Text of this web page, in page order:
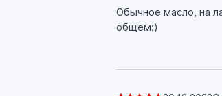
Обычное масло, на
общем:)